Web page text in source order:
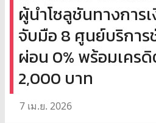
ผู้นำโซลูชันทางการ
จับมือ 8 ศูนย์บริการ
ผ่อน 0% พร้อมเคร
2,000 บาท
7 เม.ย. 2026